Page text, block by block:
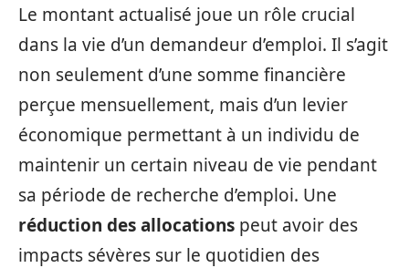
Le montant actualisé joue un rôle crucial
dans la vie d’un demandeur d’emploi. Il s’agit
non seulement d’une somme financière
perçue mensuellement, mais d’un levier
économique permettant à un individu de
maintenir un certain niveau de vie pendant
sa période de recherche d’emploi. Une
réduction des allocations peut avoir des
impacts sévères sur le quotidien des